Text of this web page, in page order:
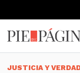
JUSTICIA Y